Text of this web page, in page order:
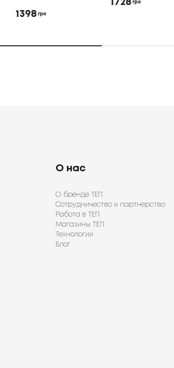
1398 грн
1728 грн
О нас
О бренде ТЕП
Сотрудничество и партнерство
Работа в ТЕП
Магазины ТЕП
Технологии
Блог